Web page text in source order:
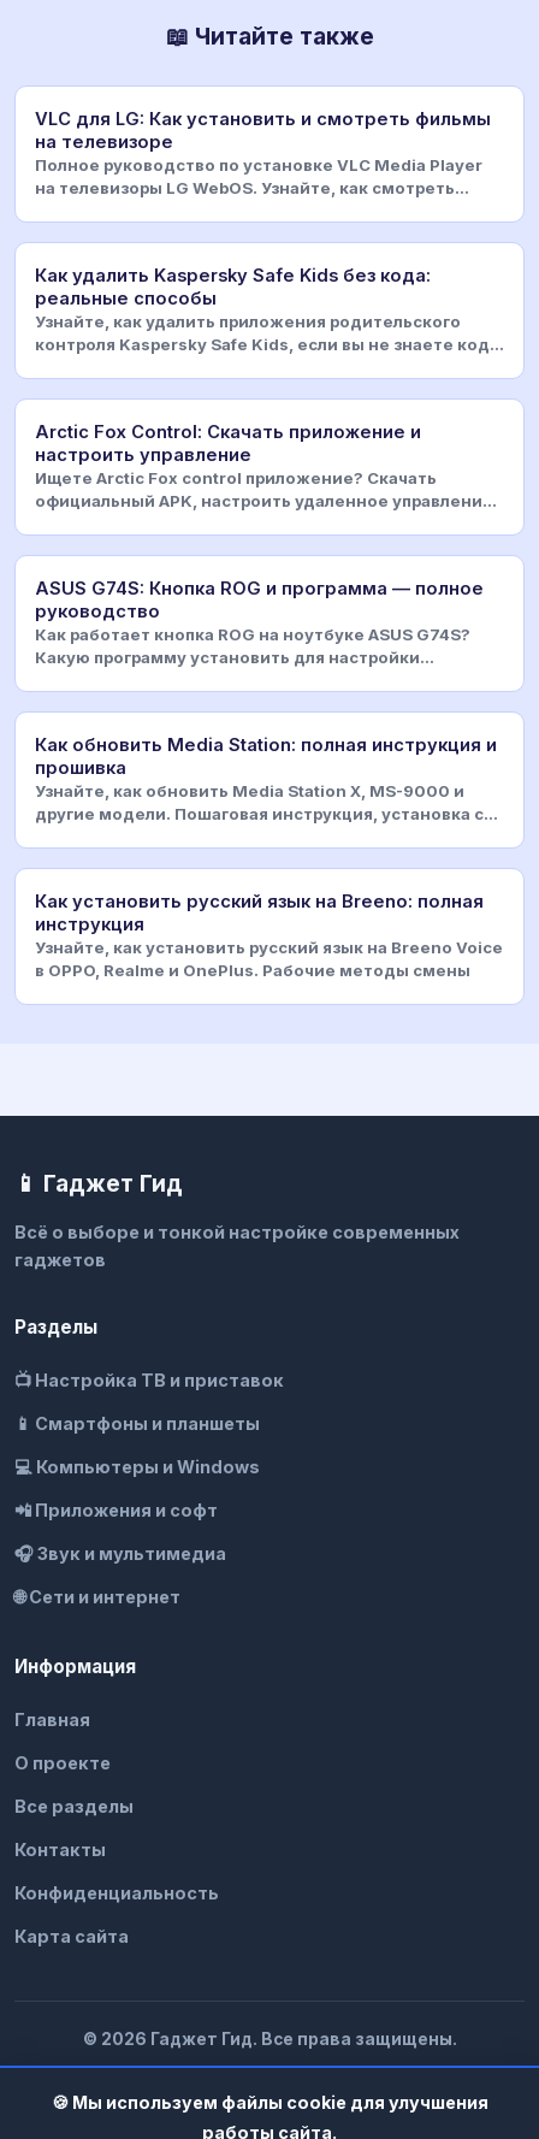
📖 Читайте также
VLC для LG: Как установить и смотреть фильмы
на телевизоре
Полное руководство по установке VLC Media Player
на телевизоры LG WebOS. Узнайте, как смотреть
Как удалить Kaspersky Safe Kids без кода:
реальные способы
Узнайте, как удалить приложения родительского
контроля Kaspersky Safe Kids, если вы не знаете код.
Arctic Fox Control: Скачать приложение и
настроить управление
Ищете Arctic Fox control приложение? Скачать
официальный APK, настроить удаленное управление
ASUS G74S: Кнопка ROG и программа — полное
руководство
Как работает кнопка ROG на ноутбуке ASUS G74S?
Какую программу установить для настройки
Как обновить Media Station: полная инструкция и
прошивка
Узнайте, как обновить Media Station X, MS-9000 и
другие модели. Пошаговая инструкция, установка с
Как установить русский язык на Breeno: полная
инструкция
Узнайте, как установить русский язык на Breeno Voice
в OPPO, Realme и OnePlus. Рабочие методы смены
📱 Гаджет Гид
Всё о выборе и тонкой настройке современных
гаджетов
Разделы
📺 Настройка ТВ и приставок
📱 Смартфоны и планшеты
💻 Компьютеры и Windows
📲 Приложения и софт
🎧 Звук и мультимедиа
🌐 Сети и интернет
Информация
Главная
О проекте
Все разделы
Контакты
Конфиденциальность
Карта сайта
© 2026 Гаджет Гид. Все права защищены.
🍪 Мы используем файлы cookie для улучшения
работы сайта.